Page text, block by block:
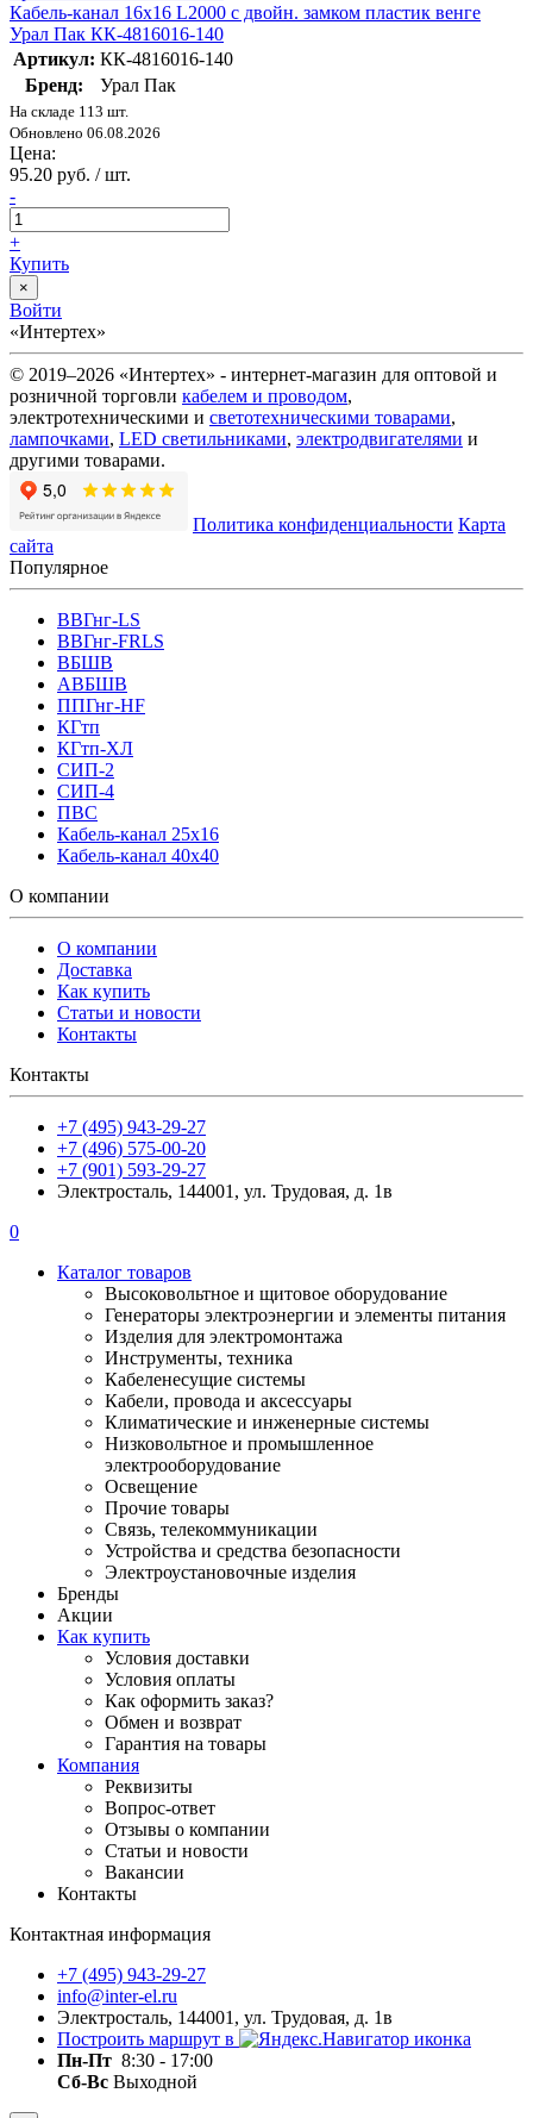
Кабель-канал 16х16 L2000 с двойн. замком пластик венге
Урал Пак КК-4816016-140
Артикул: КК-4816016-140
Бренд:
Урал Пак
На складе 113 шт.
Обновлено 06.08.2026
Цена:
95.20 руб. / шт.
-
+
Купить
×
Войти
«Интертех»
© 2019–2026 «Интертех» - интернет-магазин для оптовой и
розничной торговли кабелем и проводом,
электротехническими и светотехническими товарами,
лампочками, LED светильниками, электродвигателями и
другими товарами.
Политика конфиденциальности Карта
сайта
Популярное
ВВГнг-LS
ВВГнг-FRLS
ВБШВ
АВБШВ
ППГнг-HF
КГтп
КГтп-ХЛ
СИП-2
СИП-4
ПВС
Кабель-канал 25х16
Кабель-канал 40х40
О компании
О компании
Доставка
Как купить
Статьи и новости
Контакты
Контакты
+7 (495) 943-29-27
+7 (496) 575-00-20
+7 (901) 593-29-27
Электросталь, 144001, ул. Трудовая, д. 1в
0
Каталог товаров
Высоковольтное и щитовое оборудование
Генераторы электроэнергии и элементы питания
Изделия для электромонтажа
Инструменты, техника
Кабеленесущие системы
Кабели, провода и аксессуары
Климатические и инженерные системы
Низковольтное и промышленное
электрооборудование
Освещение
Прочие товары
Связь, телекоммуникации
Устройства и средства безопасности
Электроустановочные изделия
Бренды
Акции
Как купить
Условия доставки
Условия оплаты
Как оформить заказ?
Обмен и возврат
Гарантия на товары
Компания
Реквизиты
Вопрос-ответ
Отзывы о компании
Статьи и новости
Вакансии
Контакты
Контактная информация
+7 (495) 943-29-27
info@inter-el.ru
Электросталь, 144001, ул. Трудовая, д. 1в
Построить маршрут в
Пн-Пт 8:30 - 17:00
Сб-Вс Выходной